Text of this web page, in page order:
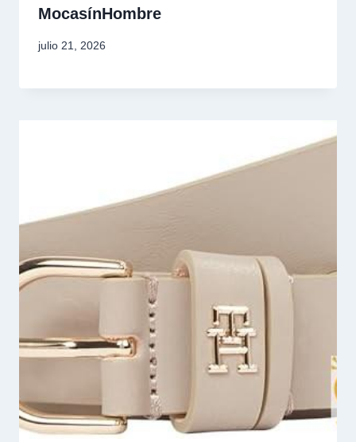
MocasínHombre
julio 21, 2026